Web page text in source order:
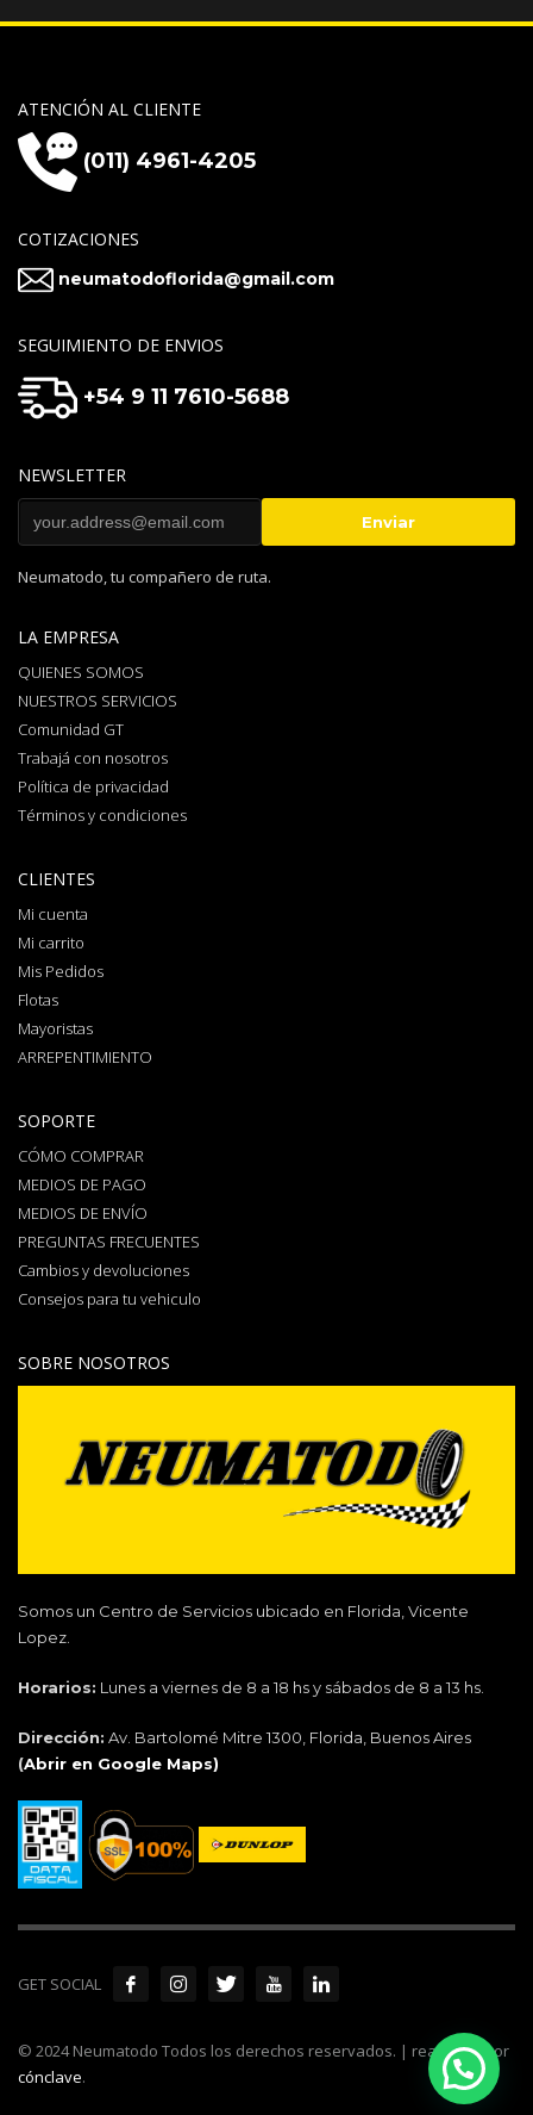
ATENCIÓN AL CLIENTE
(011) 4961-4205
COTIZACIONES
neumatodoflorida@gmail.com
SEGUIMIENTO DE ENVIOS
+54 9 11 7610-5688
NEWSLETTER
Neumatodo, tu compañero de ruta.
LA EMPRESA
QUIENES SOMOS
NUESTROS SERVICIOS
Comunidad GT
Trabajá con nosotros
Política de privacidad
Términos y condiciones
CLIENTES
Mi cuenta
Mi carrito
Mis Pedidos
Flotas
Mayoristas
ARREPENTIMIENTO
SOPORTE
CÓMO COMPRAR
MEDIOS DE PAGO
MEDIOS DE ENVÍO
PREGUNTAS FRECUENTES
Cambios y devoluciones
Consejos para tu vehiculo
SOBRE NOSOTROS
Somos un Centro de Servicios ubicado en Florida, Vicente
Lopez.
Horarios: Lunes a viernes de 8 a 18 hs y sábados de 8 a 13 hs.
Dirección: Av. Bartolomé Mitre 1300, Florida, Buenos Aires
(Abrir en Google Maps)
GET SOCIAL
© 2024 Neumatodo Todos los derechos reservados. | realizado por
cónclave.